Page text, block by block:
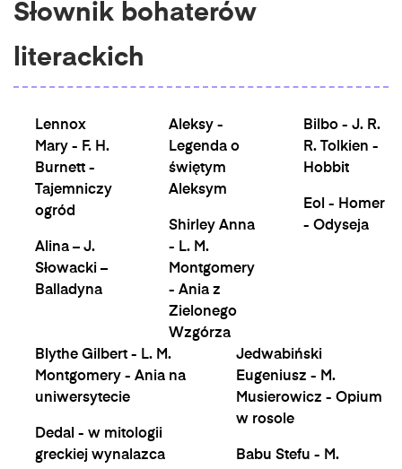
Słownik bohaterów
literackich
Lennox
Mary - F. H.
Burnett -
Tajemniczy
ogród
Alina – J.
Słowacki –
Balladyna
Aleksy -
Legenda o
świętym
Aleksym
Shirley Anna
- L. M.
Montgomery
- Ania z
Zielonego
Wzgórza
Bilbo - J. R.
R. Tolkien -
Hobbit
Eol - Homer
- Odyseja
Blythe Gilbert - L. M.
Montgomery - Ania na
uniwersytecie
Dedal - w mitologii
greckiej wynalazca
Jedwabiński
Eugeniusz - M.
Musierowicz - Opium
w rosole
Babu Stefu - M.